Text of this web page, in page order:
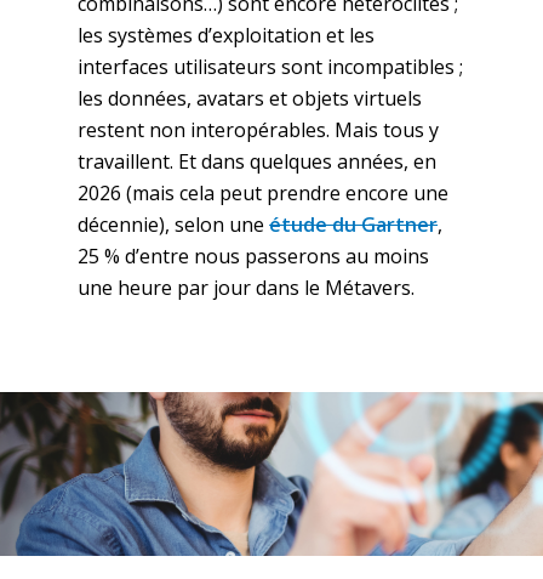
les systèmes d’exploitation et les
interfaces utilisateurs sont incompatibles ;
les données, avatars et objets virtuels
restent non interopérables. Mais tous y
travaillent. Et dans quelques années, en
2026 (mais cela peut prendre encore une
décennie), selon uneétude du Gartner,
25 % d’entre nous passerons au moins
une heure par jour dans le Métavers.